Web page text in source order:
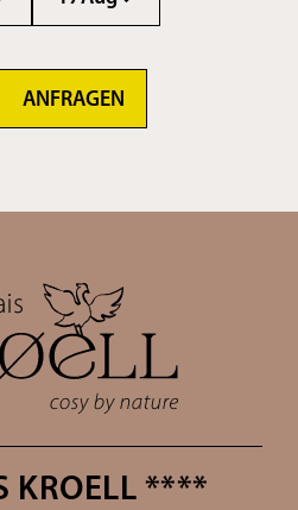
ANFRAGEN
KROELL ****